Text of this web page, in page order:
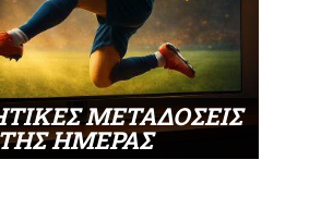
ΜΕΤΑΔΟΣΕΙΣ
ΗΜΕΡΑΣ